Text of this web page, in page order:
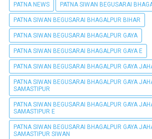
PATNA NEWS PATNA SIWAN BEGUSARAI
PATNA SIWAN BEGUSARAI BHAGALPUR BIHAR
PATNA SIWAN BEGUSARAI BHAGALPUR GAYA
PATNA SIWAN BEGUSARAI BHAGALPUR GAYA E
PATNA SIWAN BEGUSARAI BHAGALPUR GAYA
PATNA SIWAN BEGUSARAI BHAGALPUR GAYA
SAMASTIPUR
PATNA SIWAN BEGUSARAI BHAGALPUR GAYA
SAMASTIPUR E
PATNA SIWAN BEGUSARAI BHAGALPUR GAYA
SAMASTIPUR SIWAN